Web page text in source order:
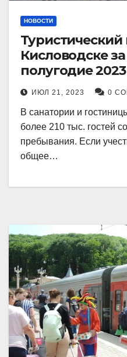
НОВОСТИ
Туристический
Кисловодске
полугодие
рекордный рост
ИЮЛ 21, 2023 0
В санатории и
более 210 тыс. гостей
пребывания. Если
общее…